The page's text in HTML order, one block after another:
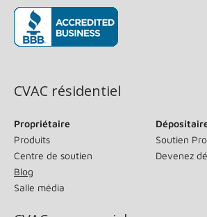
CVAC résidentiel
Propriétaire
Produits
Centre de soutien
Blog
Salle média
Soutien
Devenez